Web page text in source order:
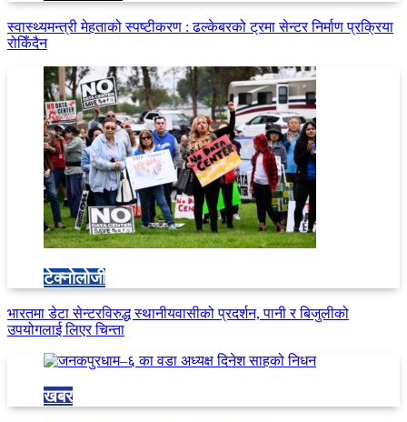
स्वास्थ्यमन्त्री मेहताको स्पष्टीकरण : ढल्केबरको ट्रमा सेन्टर निर्माण प्रक्रिया
रोकिँदैन
टेक्नोलोजी
भारतमा डेटा सेन्टरविरुद्ध स्थानीयवासीको प्रदर्शन, पानी र बिजुलीको
उपयोगलाई लिएर चिन्ता
खबर